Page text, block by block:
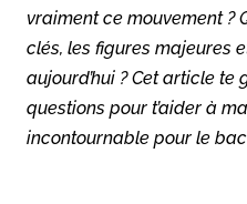
vraiment ce mouvement ?
clés, les figures majeures
aujourd’hui ? Cet article
questions pour t’aider à
incontournable pour le